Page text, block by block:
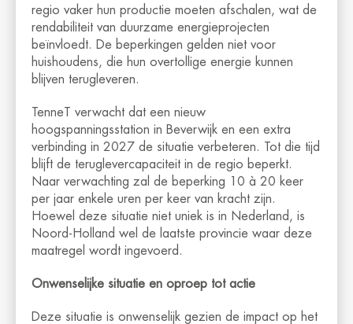
regio vaker hun productie moeten afschalen, wat de
rendabiliteit van duurzame energieprojecten
beïnvloedt. De beperkingen gelden niet voor
huishoudens, die hun overtollige energie kunnen
blijven terugleveren.
TenneT verwacht dat een nieuw
hoogspanningsstation in Beverwijk en een extra
verbinding in 2027 de situatie verbeteren. Tot die tijd
blijft de teruglevercapaciteit in de regio beperkt.
Naar verwachting zal de beperking 10 à 20 keer
per jaar enkele uren per keer van kracht zijn.
Hoewel deze situatie niet uniek is in Nederland, is
Noord-Holland wel de laatste provincie waar deze
maatregel wordt ingevoerd.
Onwenselijke situatie en oproep tot actie
Deze situatie is onwenselijk gezien de impact op het